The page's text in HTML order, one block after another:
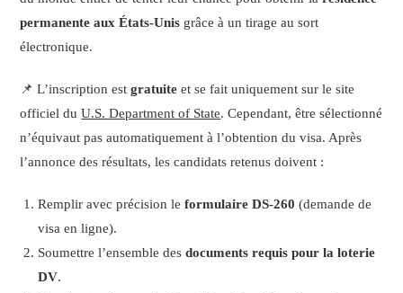
permanente aux États-Unis grâce à un tirage au sort
électronique.
📌 L’inscription estgratuite et se fait uniquement sur le site
officiel duU.S. Department of State. Cependant, être sélectionné
n’équivaut pas automatiquement à l’obtention du visa. Après
l’annonce des résultats, les candidats retenus doivent :
Remplir avec précision leformulaire DS-260 (demande de
visa en ligne).
Soumettre l’ensemble desdocuments requis pour la loterie
DV.